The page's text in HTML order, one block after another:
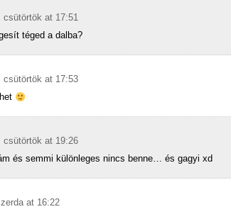
csütörtök at 17:51
téged a dalba?
csütörtök at 17:53
csütörtök at 19:26
és semmi különleges nincs benne… és gagyi xd
at 16:22